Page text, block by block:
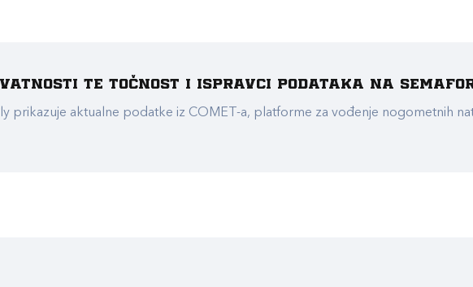
te točnost i ispravci podataka na
prikazuje aktualne podatke iz COMET-a, platforme za vođenje nogometnih